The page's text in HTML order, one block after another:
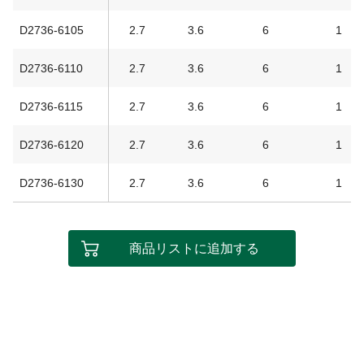
D2736-6105 2.7 3.6 6 1
D2736-6110 2.7 3.6 6 1
D2736-6115 2.7 3.6 6 1
D2736-6120 2.7 3.6 6 1
D2736-6130 2.7 3.6 6 1
商品リストに追加する